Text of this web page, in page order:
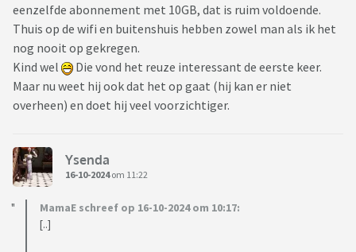
eenzelfde abonnement met 10GB, dat is ruim voldoende.
Thuis op de wifi en buitenshuis hebben zowel man als ik het
nog nooit op gekregen.
Kind wel
Die vond het reuze interessant de eerste keer.
Maar nu weet hij ook dat het op gaat (hij kan er niet
overheen) en doet hij veel voorzichtiger.
Ysenda
16-10-2024om 11:22
MamaE schreef op 16-10-2024 om 10:17:
[..]